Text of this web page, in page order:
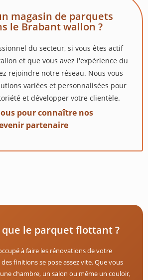
magasin de parquets
le Brabant wallon ?
du secteur, si vous êtes actif
et que vous avez l'expérience du
rejoindre notre réseau. Nous vous
variées et personnalisées pour
et développer votre clientèle.
pour connaître nos
partenaire
que le parquet flottant ?
à faire les rénovations de votre
finitions se pose assez vite. Que vous
chambre, un salon ou même un couloir,